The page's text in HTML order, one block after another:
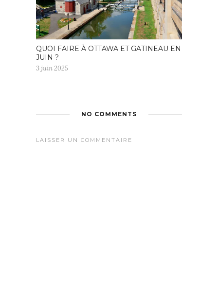
QUOI FAIRE À OTTAWA ET GATINEAU EN
JUIN ?
3 juin 2025
NO COMMENTS
LAISSER UN COMMENTAIRE